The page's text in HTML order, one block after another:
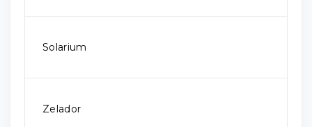
Solarium
Zelador